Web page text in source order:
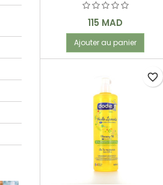
Prix
115 MAD
Ajouter au panier
favorite_border